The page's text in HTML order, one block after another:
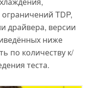
TDP,
драйвера, версии
ниже
по количеству к/
теста.